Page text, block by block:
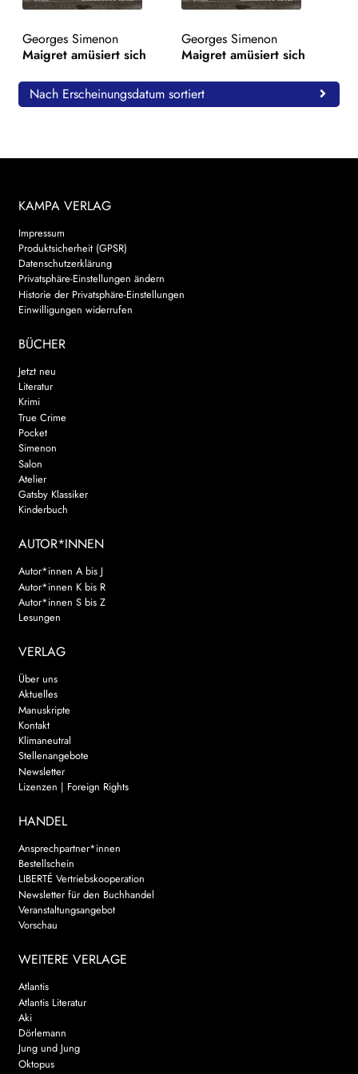
Search:
Georges Simenon
Maigret amüsiert sich
Georges Simenon
Maigret amüsiert sich
Nach Erscheinungsdatum sortiert
KAMPA VERLAG
Impressum
Produktsicherheit (GPSR)
Datenschutzerklärung
Privatsphäre-Einstellungen ändern
Historie der Privatsphäre-Einstellungen
Einwilligungen widerrufen
BÜCHER
Jetzt neu
Literatur
Krimi
True Crime
Pocket
Simenon
Salon
Atelier
Gatsby Klassiker
Kinderbuch
AUTOR*INNEN
Autor*innen A bis J
Autor*innen K bis R
Autor*innen S bis Z
Lesungen
VERLAG
Über uns
Aktuelles
Manuskripte
Kontakt
Klimaneutral
Stellenangebote
Newsletter
Lizenzen | Foreign Rights
HANDEL
Ansprechpartner*innen
Bestellschein
LIBERTÉ Vertriebskooperation
Newsletter für den Buchhandel
Veranstaltungsangebot
Vorschau
WEITERE VERLAGE
Atlantis
Atlantis Literatur
Aki
Dörlemann
Jung und Jung
Oktopus